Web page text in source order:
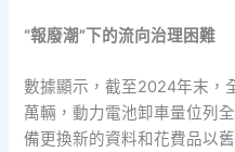
“報廢潮”下的流向治理困難
數據顯示，截至2024年末，
萬輛，動力電池卸車量位列
備更換新的資料和花費品以